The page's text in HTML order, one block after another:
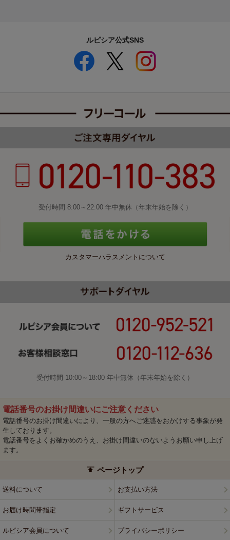
ルピシア公式SNS
受付時間 8:00～22:00 年中無休（年末年始を除く）
カスタマーハラスメントについて
受付時間 10:00～18:00 年中無休（年末年始を除く）
電話番号のお掛け間違いにご注意ください
電話番号のお掛け間違いにより、一般の方へご迷惑をおかけする事象が発
生しております。
電話番号をよくお確かめのうえ、お掛け間違いのないようお願い申し上げ
ます。
ページトップ
送料について お支払い方法
お届け時間帯指定 ギフトサービス
ルピシア会員について プライバシーポリシー